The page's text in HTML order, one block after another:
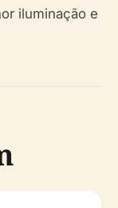
iluminação e